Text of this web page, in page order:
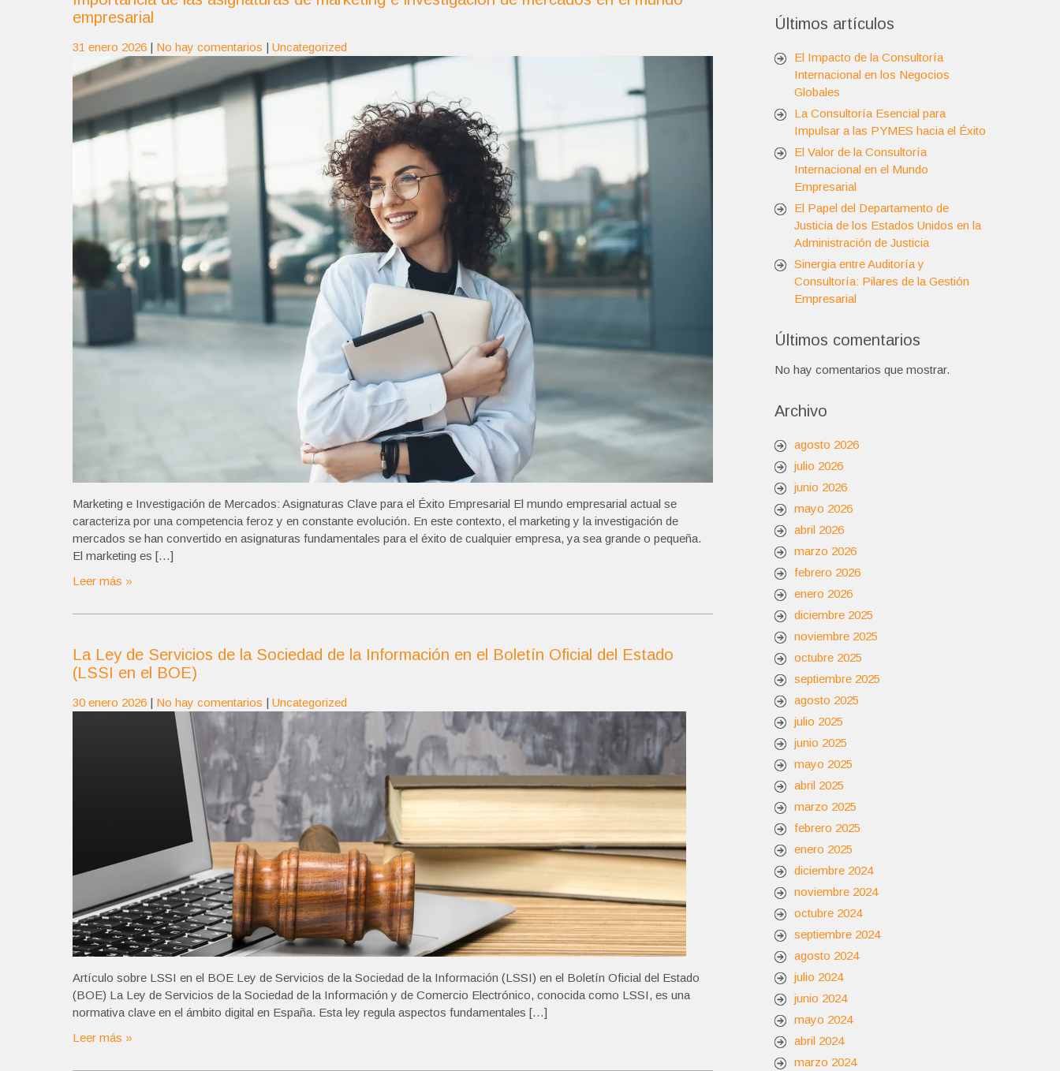
empresarial
31 enero 2026 | No hay comentarios | Uncategorized
Marketing e Investigación de Mercados: Asignaturas Clave para el Éxito Empresarial El mundo empresarial actual se
caracteriza por una competencia feroz y en constante evolución. En este contexto, el marketing y la investigación de
mercados se han convertido en asignaturas fundamentales para el éxito de cualquier empresa, ya sea grande o pequeña.
El marketing es […]
Leer más »
La Ley de Servicios de la Sociedad de la Información en el Boletín Oficial del Estado
(LSSI en el BOE)
30 enero 2026 | No hay comentarios | Uncategorized
Artículo sobre LSSI en el BOE Ley de Servicios de la Sociedad de la Información (LSSI) en el Boletín Oficial del Estado
(BOE) La Ley de Servicios de la Sociedad de la Información y de Comercio Electrónico, conocida como LSSI, es una
normativa clave en el ámbito digital en España. Esta ley regula aspectos fundamentales […]
Leer más »
Últimos artículos
El Impacto de la Consultoría
Internacional en los Negocios
Globales
La Consultoría Esencial para
Impulsar a las PYMES hacia el Éxito
El Valor de la Consultoría
Internacional en el Mundo
Empresarial
El Papel del Departamento de
Justicia de los Estados Unidos en la
Administración de Justicia
Sinergia entre Auditoría y
Consultoría: Pilares de la Gestión
Empresarial
Últimos comentarios
No hay comentarios que mostrar.
Archivo
agosto 2026
julio 2026
junio 2026
mayo 2026
abril 2026
marzo 2026
febrero 2026
enero 2026
diciembre 2025
noviembre 2025
octubre 2025
septiembre 2025
agosto 2025
julio 2025
junio 2025
mayo 2025
abril 2025
marzo 2025
febrero 2025
enero 2025
diciembre 2024
noviembre 2024
octubre 2024
septiembre 2024
agosto 2024
julio 2024
junio 2024
mayo 2024
abril 2024
marzo 2024